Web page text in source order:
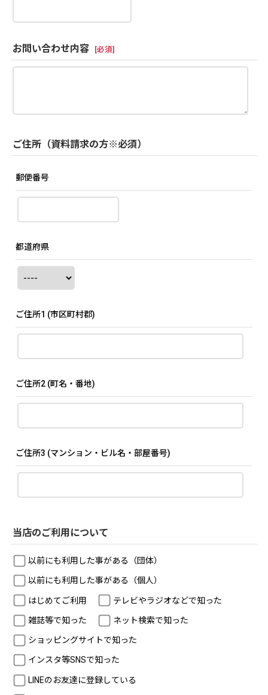
お問い合わせ内容 [必須]
ご住所（資料請求の方※必須）
郵便番号
都道府県
ご住所1 (市区町村郡)
ご住所2 (町名・番地)
ご住所3 (マンション・ビル名・部屋番号)
当店のご利用について
以前にも利用した事がある（団体）
以前にも利用した事がある（個人）
はじめてご利用 テレビやラジオなどで知った
雑誌等で知った ネット検索で知った
ショッピングサイトで知った
インスタ等SNSで知った
LINEのお友達に登録している